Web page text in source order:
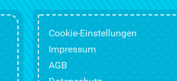
Cookie-Einstellungen
Impressum
AGB